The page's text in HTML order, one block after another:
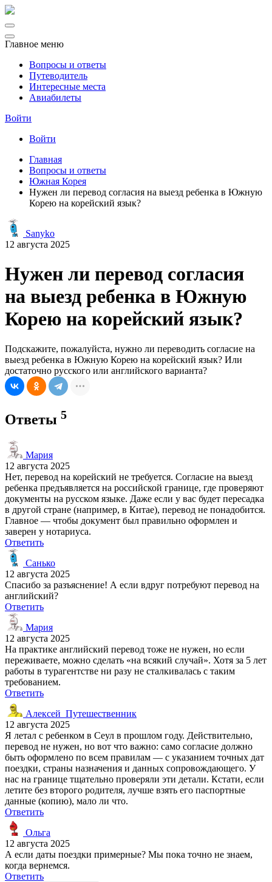
Главное меню
Вопросы и ответы
Путеводитель
Интересные места
Авиабилеты
Войти
Войти
Главная
Вопросы и ответы
Южная Корея
Нужен ли перевод согласия на выезд ребенка в Южную
Корею на корейский язык?
Sanyko
12 августа 2025
Нужен ли перевод согласия
на выезд ребенка в Южную
Корею на корейский язык?
Подскажите, пожалуйста, нужно ли переводить согласие на
выезд ребенка в Южную Корею на корейский язык? Или
достаточно русского или английского варианта?
Ответы 5
Мария
12 августа 2025
Нет, перевод на корейский не требуется. Согласие на выезд
ребенка предъявляется на российской границе, где проверяют
документы на русском языке. Даже если у вас будет пересадка
в другой стране (например, в Китае), перевод не понадобится.
Главное — чтобы документ был правильно оформлен и
заверен у нотариуса.
Ответить
Санько
12 августа 2025
Спасибо за разъяснение! А если вдруг потребуют перевод на
английский?
Ответить
Мария
12 августа 2025
На практике английский перевод тоже не нужен, но если
переживаете, можно сделать «на всякий случай». Хотя за 5 лет
работы в турагентстве ни разу не сталкивалась с таким
требованием.
Ответить
Алексей_Путешественник
12 августа 2025
Я летал с ребенком в Сеул в прошлом году. Действительно,
перевод не нужен, но вот что важно: само согласие должно
быть оформлено по всем правилам — с указанием точных дат
поездки, страны назначения и данных сопровождающего. У
нас на границе тщательно проверяли эти детали. Кстати, если
летите без второго родителя, лучше взять его паспортные
данные (копию), мало ли что.
Ответить
Ольга
12 августа 2025
А если даты поездки примерные? Мы пока точно не знаем,
когда вернемся.
Ответить